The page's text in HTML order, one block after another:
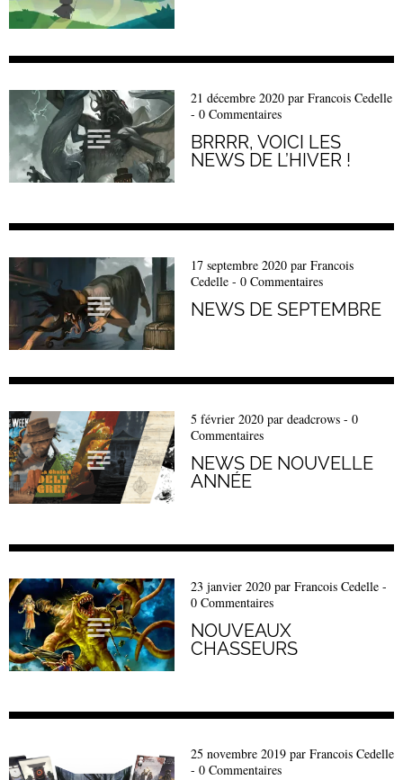
21 décembre 2020par Francois Cedelle
- 0 Commentaires
BRRRR, VOICI LES
NEWS DE L’HIVER !
17 septembre 2020par Francois
Cedelle - 0 Commentaires
NEWS DE SEPTEMBRE
5 février 2020par deadcrows - 0
Commentaires
NEWS DE NOUVELLE
ANNÉE
23 janvier 2020par Francois Cedelle -
0 Commentaires
NOUVEAUX
CHASSEURS
25 novembre 2019par Francois Cedelle
- 0 Commentaires